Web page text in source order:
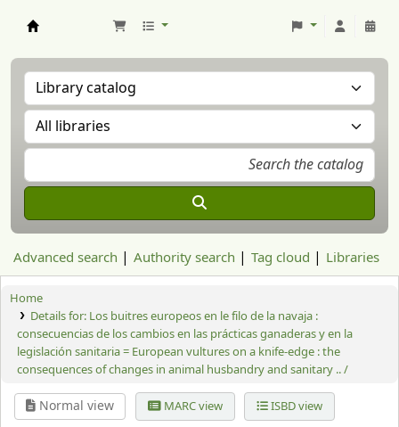
Advanced search Authority search Tag cloud Libraries
Home
Details for: Los buitres europeos en le filo de la navaja :
consecuencias de los cambios en las prácticas ganaderas y en la
legislación sanitaria = European vultures on a knife-edge : the
consequences of changes in animal husbandry and sanitary .. /
Normal view MARC view ISBD view